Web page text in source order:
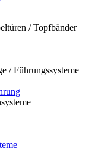
/ Topfbänder
/ Führungssysteme